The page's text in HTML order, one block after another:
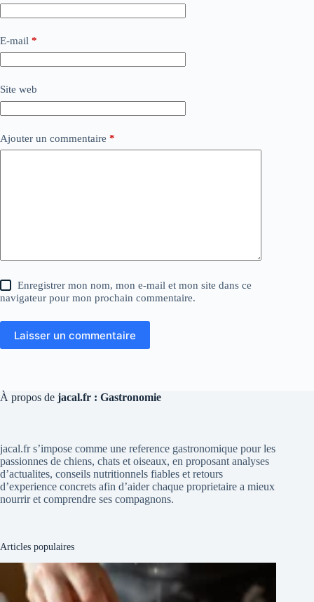
E-mail *
Site web
Ajouter un commentaire *
Enregistrer mon nom, mon e-mail et mon site dans ce
navigateur pour mon prochain commentaire.
Laisser un commentaire
À propos de jacal.fr : Gastronomie
jacal.fr s’impose comme une reference gastronomique pour les
passionnes de chiens, chats et oiseaux, en proposant analyses
d’actualites, conseils nutritionnels fiables et retours
d’experience concrets afin d’aider chaque proprietaire a mieux
nourrir et comprendre ses compagnons.
Articles populaires